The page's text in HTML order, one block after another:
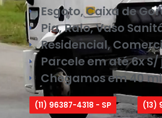
Esgoto, Caixa de
Pia, Ralo, Vaso
Residencial,
Parcele em até 6x S/
Chegamos em 40
(11) 96387-4318 - SP (13)